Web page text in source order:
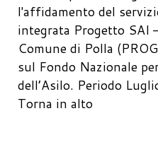
l'affidamento del
integrata Progetto SAI
Comune di Polla
sul Fondo Nazionale
dell’Asilo. Periodo
Torna in alto